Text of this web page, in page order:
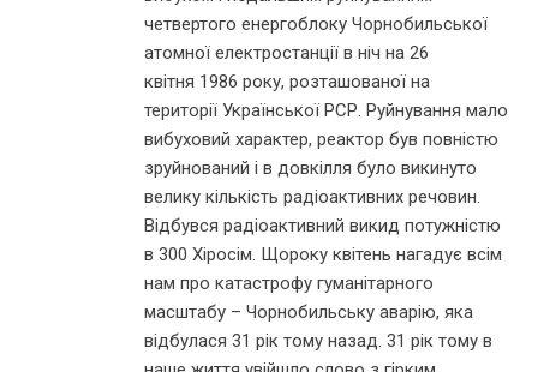
четвертого енергоблоку Чорнобильської
атомної електростанції в ніч на 26
квітня 1986 року, розташованої на
території Української РСР. Руйнування мало
вибуховий характер, реактор був повністю
зруйнований і в довкілля було викинуто
велику кількість радіоактивних речовин.
Відбувся радіоактивний викид потужністю
в 300 Хіросім. Щороку квітень нагадує всім
нам про катастрофу гуманітарного
масштабу – Чорнобильську аварію, яка
відбулася 31 рік тому назад. 31 рік тому в